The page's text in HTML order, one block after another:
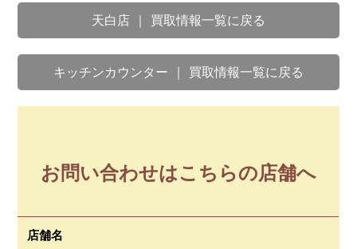
天白店 ｜ 買取情報一覧に戻る
キッチンカウンター ｜ 買取情報一覧に戻る
お問い合わせはこちらの店舗へ
店舗名